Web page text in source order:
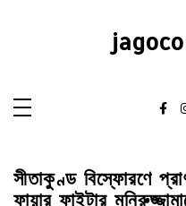
সীতাকুণ্ড বিস্ফোরণে
ফায়ার ফাইটার